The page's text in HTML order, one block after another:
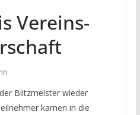
Vereins-
Blitzmeister wieder
kamen in die